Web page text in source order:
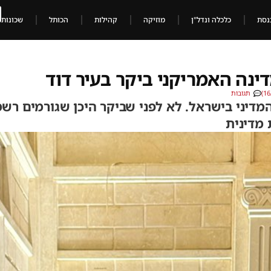
כלכלה ונדל"ן מוזיקה קהילות הכותל שכונות
האמריקני ביקר בעיר דוד
תגובות
בישראל. לא לפני שביקר היכן שגורמים
מדינית